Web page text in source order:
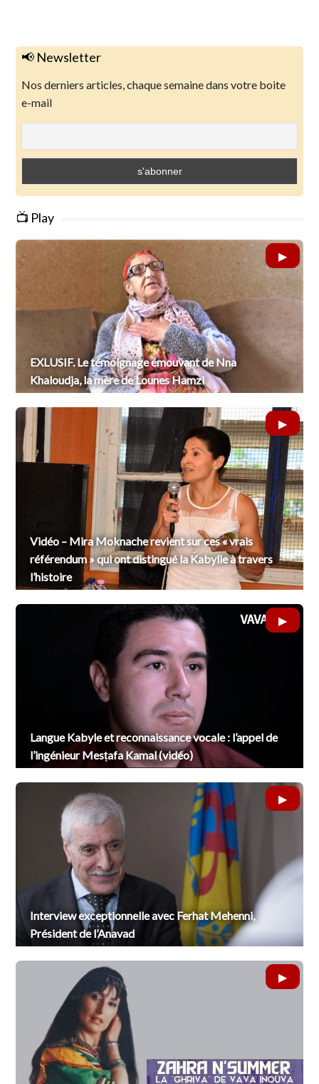
📢 Newsletter
Nos derniers articles, chaque semaine dans votre boite
e-mail
📺 Play
EXLUSIF. Le témoignage émouvant de Nna
Khaloudja, la mère de Lounes Hamzi
Vidéo – Mira Moknache revient sur ces « vrais
référendum » qui ont distingué la Kabylie à travers
l’histoire
Langue Kabyle et reconnaissance vocale : l’appel de
l’ingénieur Mesṭafa Kamal (vidéo)
Interview exceptionnelle avec Ferhat Mehenni,
Président de l’Anavad